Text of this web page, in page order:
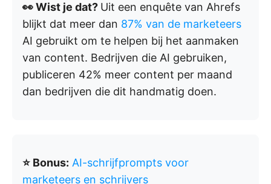
👀 Wist je dat? Uit een enquête van Ahrefs
blijkt dat meer dan 87% van de marketeers
AI gebruikt om te helpen bij het aanmaken
van content. Bedrijven die AI gebruiken,
publiceren 42% meer content per maand
dan bedrijven die dit handmatig doen.
⭐ Bonus: AI-schrijfprompts voor
marketeers en schrijvers